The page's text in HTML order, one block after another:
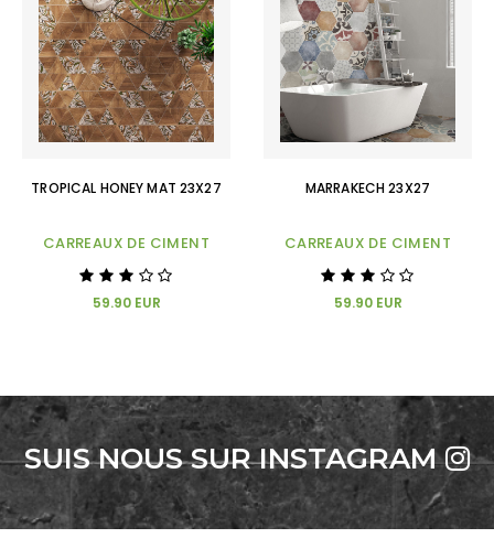
TROPICAL HONEY MAT 23X27
CARREAUX DE CIMENT
59.90 EUR
MARRAKECH 23X27
CARREAUX DE CIMENT
59.90 EUR
SUIS NOUS SUR INSTAGRAM